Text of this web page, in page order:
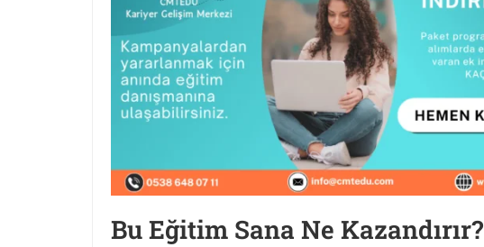
Bu Eğitim Sana Ne Kazandırır?